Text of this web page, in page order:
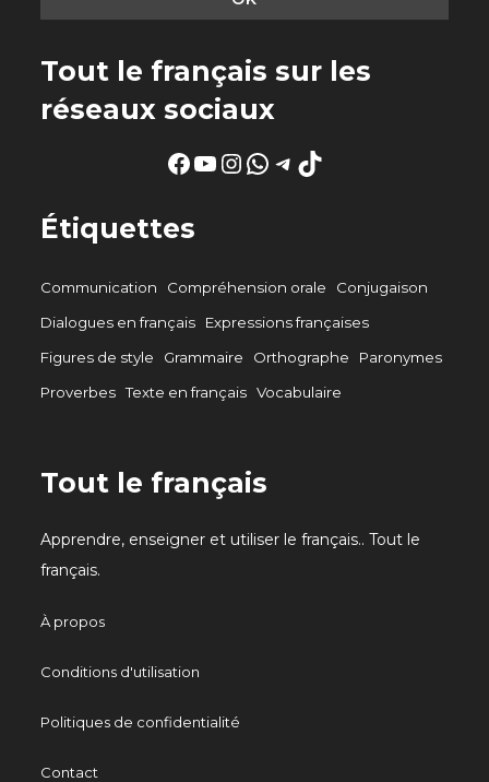
Tout le français sur les
réseaux sociaux
Facebook
YouTube
Instagram
WhatsApp
Telegram
TikTok
Étiquettes
Communication Compréhension orale
Conjugaison
Dialogues en français
Expressions françaises
Figures de style
Grammaire Orthographe
Paronymes
Proverbes Texte en français Vocabulaire
Tout le français
Apprendre, enseigner et utiliser le français.. Tout le
français.
À propos
Conditions d'utilisation
Politiques de confidentialité
Contact